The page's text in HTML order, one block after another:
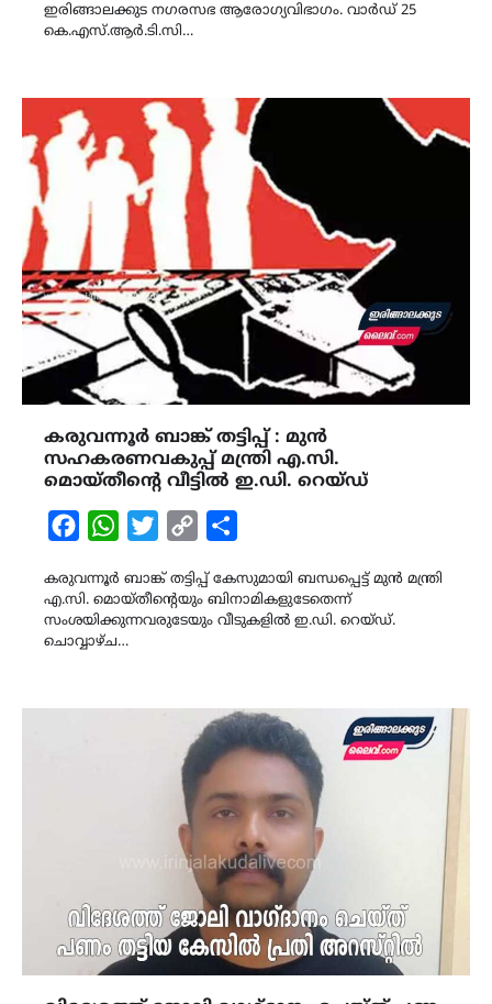
ഇരിങ്ങാലക്കുട നഗരസഭ ആരോഗ്യവിഭാഗം. വാർഡ് 25
കെ.എസ്.ആർ.ടി.സി…
കരുവന്നൂർ ബാങ്ക് തട്ടിപ്പ് : മുൻ
സഹകരണവകുപ്പ് മന്ത്രി എ.സി.
മൊയ്തീന്റെ വീട്ടില്‍ ഇ.ഡി. റെയ്ഡ്‌
FacebookWhatsAppTwitterCopy
കരുവന്നൂർ ബാങ്ക് തട്ടിപ്പ് കേസുമായി ബന്ധപ്പെട്ട് മുൻ മന്ത്രി
എ.സി. മൊയ്തീന്റെയും ബിനാമികളുടേതെന്ന്
സംശയിക്കുന്നവരുടേയും വീടുകളിൽ ഇ.ഡി. റെയ്ഡ്.
ചൊവ്വാഴ്ച…